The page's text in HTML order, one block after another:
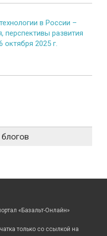
в России –
перспективы развития
октября 2025 г.
«Базальт-Онлайн»
только со ссылкой на